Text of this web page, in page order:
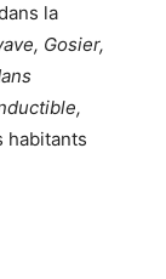
la
Gosier,
habitants